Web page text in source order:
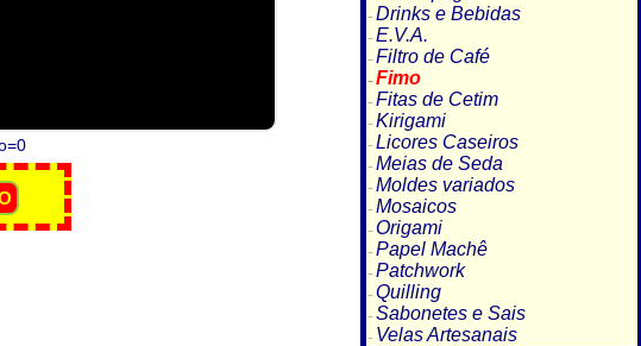
Drinks e Bebidas
E.V.A.
Filtro de Café
Fimo
Fitas de Cetim
Kirigami
Licores Caseiros
Meias de Seda
Moldes variados
Mosaicos
Origami
Papel Machê
Patchwork
Quilling
Sabonetes e Sais
Velas Artesanais